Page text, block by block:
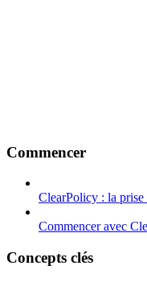
Commencer
ClearPolicy : la prise
Commencer avec
Concepts clés